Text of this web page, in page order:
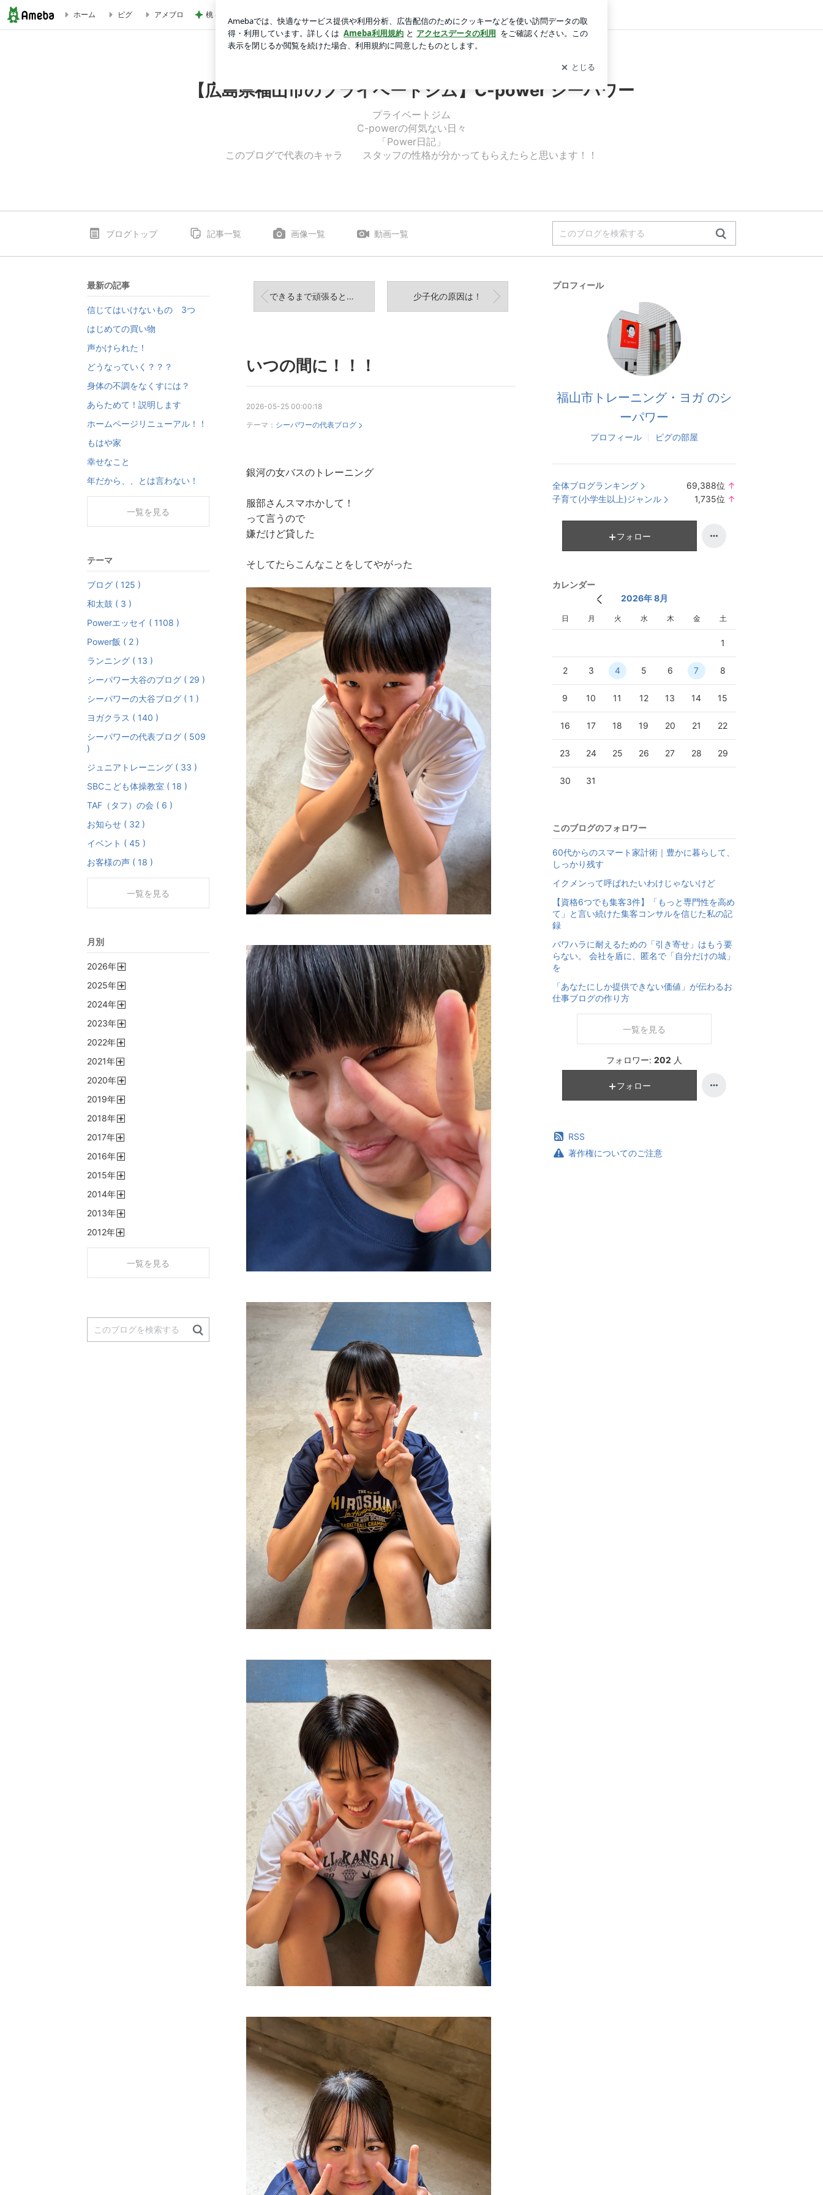
いつの間に！！！ | 【広島県福山市のプライベートジム】C-power シーパワー
ホーム ピグ アメブロ 桃 4回目の歯の矯正アフターケア ログイン
【広島県福山市のプライベートジム】C-power シーパワー
プライベートジム
C-powerの何気ない日々
「Power日記」
このブログで代表のキャラ スタッフの性格が分かってもらえたらと思います！！
ブログトップ 記事一覧 画像一覧 動画一覧
できるまで頑張るとはこのとこ！ 少子化の原因は！
いつの間に！！！
2026-05-25 00:00:18
テーマ： シーパワーの代表ブログ
銀河の女バスのトレーニング
服部さんスマホかして！
って言うので
嫌だけど貸した
そしてたらこんなことをしてやがった
プロフィール
福山市トレーニング・ヨガ のシ
ーパワー
プロフィール ピグの部屋
全体ブログランキング 69,388位 ↑
子育て(小学生以上)ジャンル 1,735位 ↑
フォロー
カレンダー
2026年 8月
日 月 火 水 木 金 土
1
2 3 4 5 6 7 8
9 10 11 12 13 14 15
16 17 18 19 20 21 22
23 24 25 26 27 28 29
30 31
このブログのフォロワー
60代からのスマート家計術｜豊かに暮らして、
しっかり残す
イクメンって呼ばれたいわけじゃないけど
【資格6つでも集客3件】「もっと専門性を高め
て」と言い続けた集客コンサルを信じた私の記
録
パワハラに耐えるための「引き寄せ」はもう要
らない。 会社を盾に、匿名で「自分だけの城」
を
「あなたにしか提供できない価値」が伝わるお
仕事ブログの作り方
一覧を見る
フォロワー: 202 人
フォロー
RSS
著作権についてのご注意
最新の記事
信じてはいけないもの 3つ
はじめての買い物
声かけられた！
どうなっていく？？？
身体の不調をなくすには？
あらためて！説明します
ホームページリニューアル！！
もはや家
幸せなこと
年だから、、とは言わない！
一覧を見る
テーマ
ブログ ( 125 )
和太鼓 ( 3 )
Powerエッセイ ( 1108 )
Power飯 ( 2 )
ランニング ( 13 )
シーパワー大谷のブログ ( 29 )
シーパワーの大谷ブログ ( 1 )
ヨガクラス ( 140 )
シーパワーの代表ブログ ( 509
)
ジュニアトレーニング ( 33 )
SBCこども体操教室 ( 18 )
TAF（タフ）の会 ( 6 )
お知らせ ( 32 )
イベント ( 45 )
お客様の声 ( 18 )
一覧を見る
月別
2026年
2025年
2024年
2023年
2022年
2021年
2020年
2019年
2018年
2017年
2016年
2015年
2014年
2013年
2012年
一覧を見る